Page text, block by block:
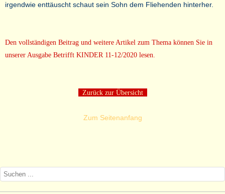
irgendwie enttäuscht schaut sein Sohn dem Fliehenden hinterher.
Den vollständigen Beitrag und weitere Artikel zum Thema können Sie in
unserer Ausgabe Betrifft KINDER 11-12/2020 lesen.
Zurück zur Übersicht
Zum Seitenanfang